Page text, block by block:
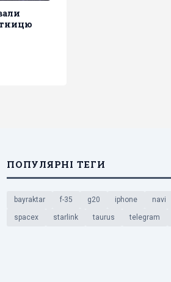
ПОПУЛЯРНІ ТЕГИ
bayraktar f-35 g20 iphone navi
spacex starlink taurus telegram